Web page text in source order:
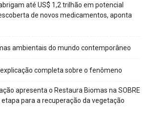
até US$ 1,2 trilhão em potencial
de novos medicamentos, aponta
ambientais do mundo contemporâneo
completa sobre o fenômeno
apresenta o Restaura Biomas na SOBRE
para a recuperação da vegetação